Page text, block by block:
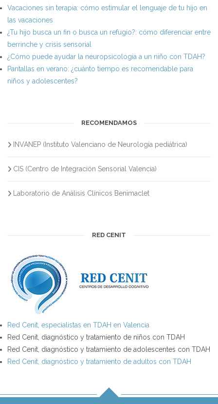
Vacaciones sin terapia: cómo estimular el lenguaje de tu hijo en
las vacaciones
¿Tu hijo busca un fin o busca un refugio?: cómo diferenciar entre
berrinche y crisis sensorial
¿Cómo puede ayudar la neuropsicología a un niño con TDAH?
Pantallas en verano: ¿cuánto tiempo es recomendable para
niños y adolescentes?
RECOMENDAMOS
INVANEP (Instituto Valenciano de Neurología pediátrica)
CIS (Centro de Integración Sensorial Valencia)
Laboratorio de Análisis Clínicos Benimaclet
RED CENIT
Red Cenit, especialistas en TDAH en Valencia
Red Cenit, diagnóstico y tratamiento de niños con TDAH
Red Cenit, diagnóstico y tratamiento de adolescentes con TDAH
Red Cenit, diagnóstico y tratamiento de adultos con TDAH